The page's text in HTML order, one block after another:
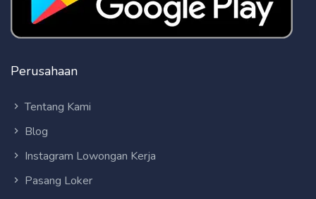
Perusahaan
Tentang Kami
Blog
Instagram Lowongan Kerja
Pasang Loker